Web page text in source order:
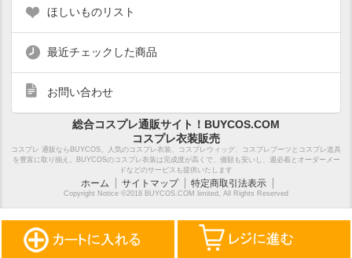
ほしいものリスト
最近チェックした商品
お問い合わせ
総合コスプレ通販サイト！BUYCOS.COM
コスプレ衣装販売
コスプレ 通販ならBUYCOS。人気のコスプレ衣装、コスプレウィッグ、コスプレブーツとコスプレ道具
を豊富に取り揃え。BUYCOSのコスプレ衣装は完成度が高くで、価額も安いし、週必着とオーダーメー
ドなどのサービスも提供いたします
ホーム サイトマップ 特定商取引法表示
Copyright Notice ©2018 BUYCOS.COM limited, All Rights Reserved